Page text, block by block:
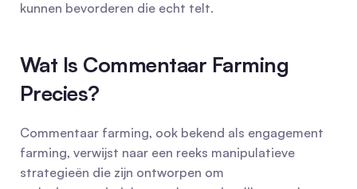
kunnen bevorderen die echt telt.
Wat Is Commentaar Farming
Precies?
Commentaar farming, ook bekend als engagement
farming, verwijst naar een reeks manipulatieve
strategieën die zijn ontworpen om